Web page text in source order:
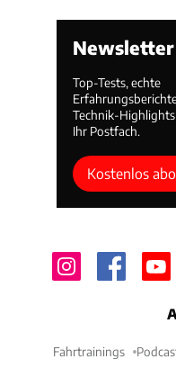
Newsletter
Top-Tests, echte
Technik-
Ihr Postfach.
Kostenlos
Fahrtrainings